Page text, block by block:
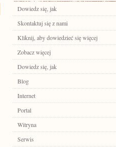
Dowiedz się, jak
Skontaktuj się z nami
Kliknij, aby dowiedzieć się więcej
Zobacz więcej
Dowiedz się, jak
Blog
Internet
Portal
Witryna
Serwis